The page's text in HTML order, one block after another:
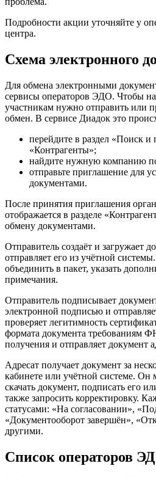
Подробности акции уточняйте у
центра.
Схема электронного
Для обмена электронными
сервисы операторов ЭДО. Чтобы
участникам нужно отправить или
обмен. В сервисе Диадок это
перейдите в раздел «Поиск
«Контрагенты»;
найдите нужную компанию
отправьте приглашение для
документами.
После принятия приглашения
отображается в разделе
обмену документами.
Отправитель создаёт и загружает
отправляет его из учётной
объединить в пакет, указать
примечания.
Отправитель подписывает
электронной подписью и
проверяет легитимность
формата документа требованиям
получения и отправляет документ
Адресат получает документ за
кабинете или учётной системе. Он
скачать документ, подписать его
также запросить корректировку.
статусами: «На согласовании»,
«Документооборот завершён»,
другими.
Список операторов